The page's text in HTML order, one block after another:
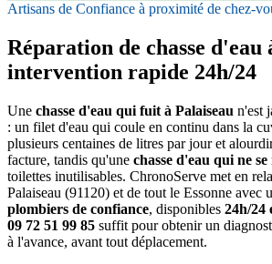
Artisans de Confiance à proximité de chez-
Réparation de chasse d'eau
intervention rapide 24h/24
Une chasse d'eau qui fuit à Palaiseau n'est
: un filet d'eau qui coule en continu dans la
plusieurs centaines de litres par jour et
facture, tandis qu'une chasse d'eau qui ne
toilettes inutilisables. ChronoServe met en
Palaiseau (91120) et de tout le Essonne avec
plombiers de confiance, disponibles 24h/24
09 72 51 99 85 suffit pour obtenir un
à l'avance, avant tout déplacement.